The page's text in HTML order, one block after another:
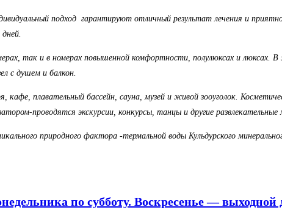
подход гарантируют отличный результат лечения и
так и в номерах повышенной комфортности, полулюксах и люксах.
с душем и балкон.
плавательный бассейн, сауна, музей и живой зооуголок.
проводятся экскурсии, конкурсы, танцы и другие развлекательные
природного фактора -термальной воды Кульдурского
по субботу. Воскресенье — выходной